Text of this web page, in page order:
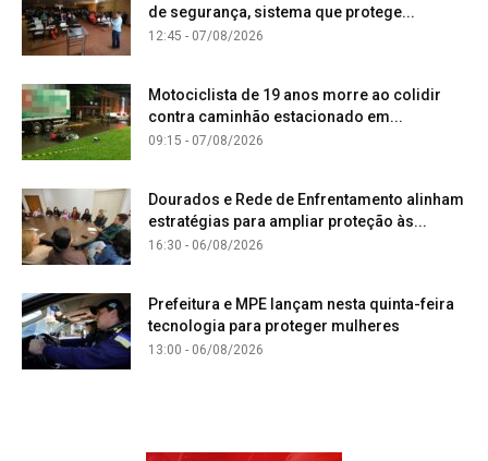
de segurança, sistema que protege...
12:45 - 07/08/2026
Motociclista de 19 anos morre ao colidir
contra caminhão estacionado em...
09:15 - 07/08/2026
Dourados e Rede de Enfrentamento alinham
estratégias para ampliar proteção às...
16:30 - 06/08/2026
Prefeitura e MPE lançam nesta quinta-feira
tecnologia para proteger mulheres
13:00 - 06/08/2026